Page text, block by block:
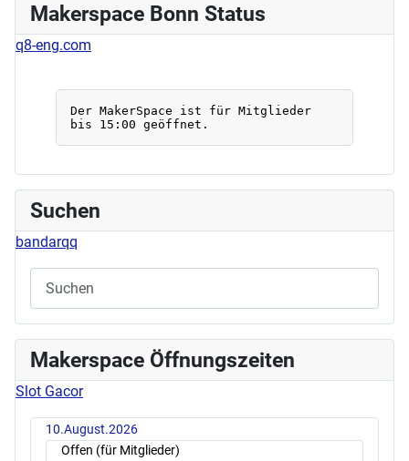
Makerspace Bonn Status
q8-eng.com
Suchen
bandarqq
Makerspace Öffnungszeiten
Slot Gacor
10.August.2026
Offen (für Mitglieder)